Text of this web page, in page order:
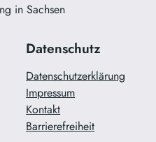
in Sachsen
Datenschutz
Datenschutzerklärung
Impressum
Kontakt
Barrierefreiheit